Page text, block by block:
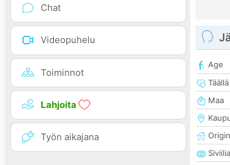
Chat
Videopuhelu
Toiminnot
Lahjoita
Työn aikajana
Age
Täällä
Maa